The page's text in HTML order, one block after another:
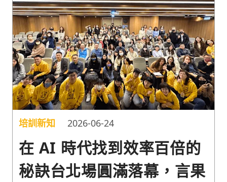
培訓新知 2026-06-24
在 AI 時代找到效率百倍的
秘訣台北場圓滿落幕，言果